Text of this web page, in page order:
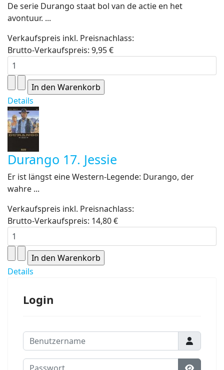
De serie Durango staat bol van de actie en het
avontuur. ...
Verkaufspreis inkl. Preisnachlass:
Brutto-Verkaufspreis: 9,95 €
Details
Durango 17. Jessie
Er ist längst eine Western-Legende: Durango, der
wahre ...
Verkaufspreis inkl. Preisnachlass:
Brutto-Verkaufspreis: 14,80 €
Details
Login
Benutzername
Passwort